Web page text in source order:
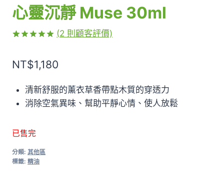
心靈沉靜 Muse 30ml
位顧客進行
(2 則顧客評價)
NT$1,180
清新舒服的薰衣草香帶點木質的穿透力
消除空氣異味、幫助平靜心情、使人放鬆
已售完
分類: 其他區
標籤: 精油